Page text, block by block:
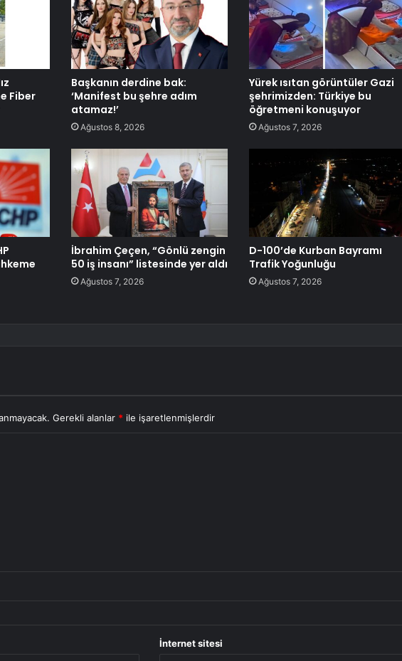
Fiber
Başkanın derdine bak:
‘Manifest bu şehre adım
atamaz!’
Ağustos 8, 2026
Yürek ısıtan görüntüler Gazi
şehrimizden: Türkiye bu
öğretmeni konuşuyor
Ağustos 7, 2026
İbrahim Çeçen, “Gönlü zengin
50 iş insanı” listesinde yer aldı
Ağustos 7, 2026
D-100’de Kurban Bayramı
Trafik Yoğunluğu
Ağustos 7, 2026
Gerekli alanlar * ile işaretlenmişlerdir
İnternet sitesi